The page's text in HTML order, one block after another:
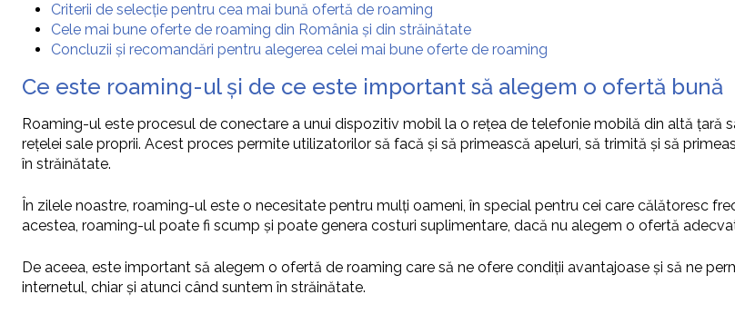
Criterii de selecție pentru cea mai bună ofertă de roaming
Cele mai bune oferte de roaming din România și din străinătate
Concluzii și recomandări pentru alegerea celei mai bune oferte de roaming
Ce este roaming-ul și de ce este important să alegem o ofertă bună
Roaming-ul este procesul de conectare a unui dispozitiv mobil la o rețea de telefonie mobilă din altă țară
rețelei sale proprii. Acest proces permite utilizatorilor să facă și să primească apeluri, să trimită și să
în străinătate.
În zilele noastre, roaming-ul este o necesitate pentru mulți oameni, în special pentru cei care călătoresc
acestea, roaming-ul poate fi scump și poate genera costuri suplimentare, dacă nu alegem o ofertă
De aceea, este important să alegem o ofertă de roaming care să ne ofere condiții avantajoase și să ne
internetul, chiar și atunci când suntem în străinătate.